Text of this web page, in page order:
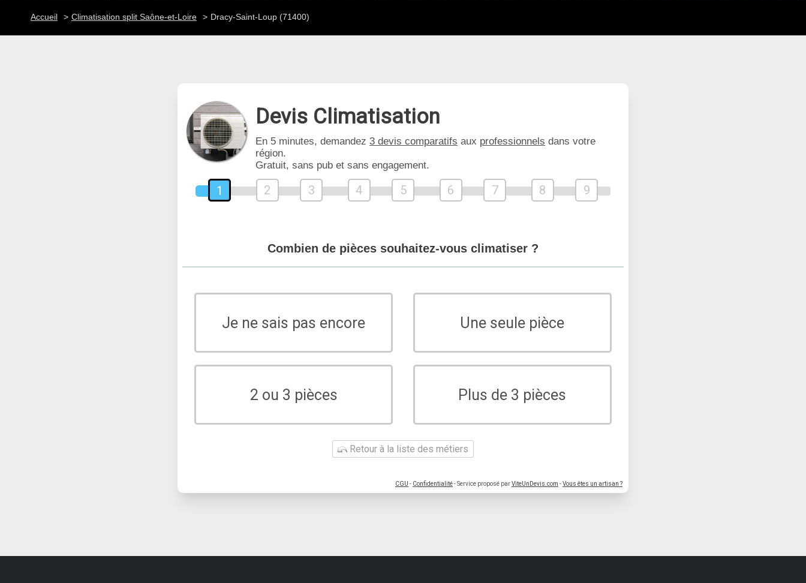
Accueil Climatisation split Saône-et-Loire Dracy-Saint-Loup (71400)
Devis Climatisation
En 5 minutes, demandez 3 devis comparatifs aux professionnels dans votre
région.
Gratuit, sans pub et sans engagement.
1 2 3 4 5 6 7 8 9
Combien de pièces souhaitez-vous climatiser ?
Je ne sais pas encore Une seule pièce
2 ou 3 pièces Plus de 3 pièces
Retour à la liste des métiers
CGU - Confidentialité- Service proposé parViteUnDevis.com -Vous êtes un artisan ?